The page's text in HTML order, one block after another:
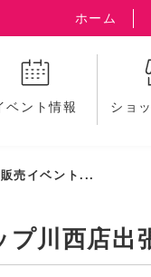
ホーム
ベント情報 ショ
売イベント...
プ川西店出